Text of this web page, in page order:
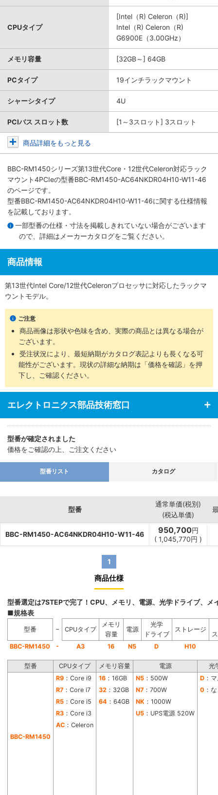
CPUタイプ
[Intel（R) Celeron（R)]
Intel（R) Celeron（R)
G6900E（3.00GHz）
メモリ容量 [32GB～] 64GB
PCタイプ 19インチラックマウント
シャーシタイプ 4U
PCIバス スロット数 [1～3スロット] 3スロット
商品詳細をもっと見る
BBC-RM1450シリーズ第13世代Core・12世代Celeron対応ラック
マウント4PCIeの型番BBC-RM1450-AC64NKDR04H10-W11-46
のページです。
型番BBC-RM1450-AC64NKDR04H10-W11-46に関する仕様情報
を記載しております。
一部型番の仕様・寸法を掲載しきれていない場合がございます
ので、詳細は メーカーカタログをご覧ください。
商品情報
第13世代Intel Core/12世代Celeronプロセッサに対応したラックマ
ウントモデル。
ご注意
商品画像は形状や色味を含め、実際の商品とは異なる場合が
ございます。
受注状況により、最短納期がカタログ表記よりも長くなる可
能性がございます。現状の詳細な納期は「価格を確認」を押
下し、ご確認ください。
エレクトロニクス部品技術窓口
型番が確定されました
価格をご確認の上、ご注文ください
型番リスト カタログ
型番
通常単価(税別)
(税込単価)
BBC-RM1450-AC64NKDR04H10-W11-46 950,700円
( 1,045,770円 )
1
商品仕様
型番選定は7STEPで完了！CPU、メモリ、電源、光学ドライブ、
■規格表
型番 − CPUタイプ
メモリ
容量
電源
光学
ドライブ
ストレージ
BBC-RM1450
- A3 16 N5 D H10
型番 CPUタイプ メモリ容量 電源 光
BBC-RM1450
R9 ：Core i9 16 ：16GB N5 ：500W D ：
R7 ：Core i7 32 ：32GB N7 ：700W 0 ：
R5 ：Core i5 64 ：64GB NK ：1000W
R3 ：Core i3 U5 ：UPS電源 520W
AC ：Celeron